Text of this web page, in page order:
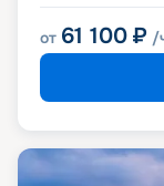
от 61 100 ₽ /